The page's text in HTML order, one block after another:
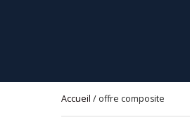
Accueil / offre composite